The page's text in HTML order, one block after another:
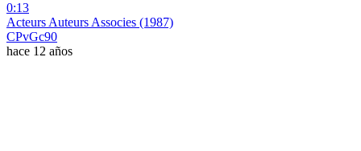
0:13
Acteurs Auteurs Associes (1987)
CPvGc90
hace 12 años